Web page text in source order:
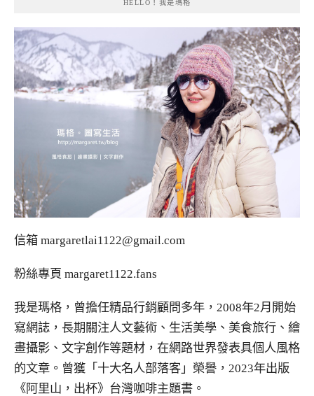
HELLO！我是瑪格
信箱 margaretlai1122@gmail.com
粉絲專頁 margaret1122.fans
我是瑪格，曾擔任精品行銷顧問多年，2008年2月開始
寫網誌，長期關注人文藝術、生活美學、美食旅行、繪
畫攝影、文字創作等題材，在網路世界發表具個人風格
的文章。曾獲「十大名人部落客」榮譽，2023年出版
《阿里山，出杯》台灣咖啡主題書。